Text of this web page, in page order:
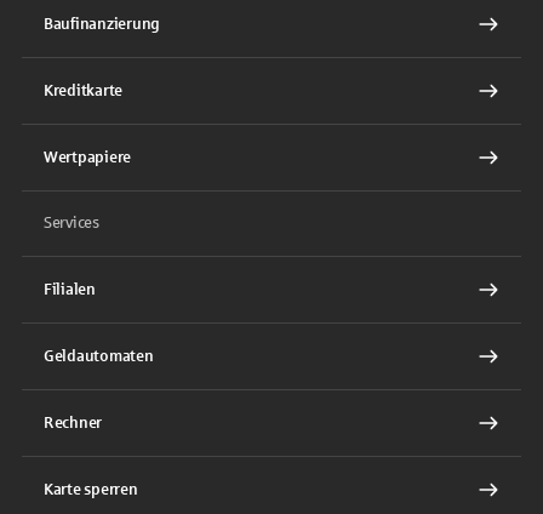
Baufinanzierung
Kreditkarte
Wertpapiere
Services
Filialen
Geldautomaten
Rechner
Karte sperren